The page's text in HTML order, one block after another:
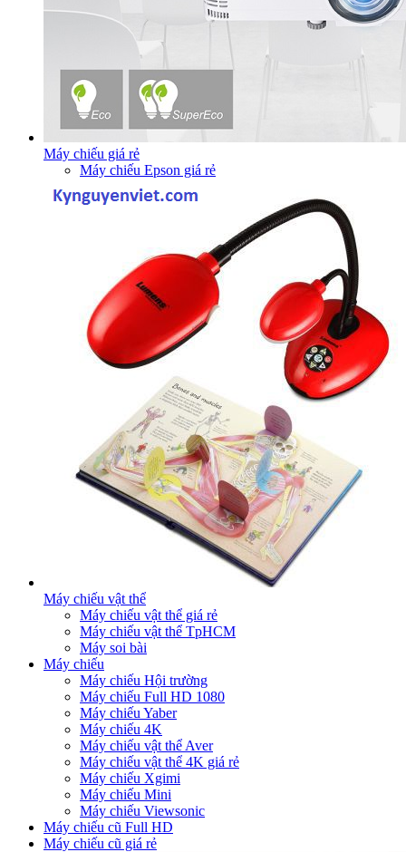
Máy chiếu giá rẻ
Máy chiếu Epson giá rẻ
Máy chiếu vật thể
Máy chiếu vật thể giá rẻ
Máy chiếu vật thể TpHCM
Máy soi bài
Máy chiếu
Máy chiếu Hội trường
Máy chiếu Full HD 1080
Máy chiếu Yaber
Máy chiếu 4K
Máy chiếu vật thể Aver
Máy chiếu vật thể 4K giá rẻ
Máy chiếu Xgimi
Máy chiếu Mini
Máy chiếu Viewsonic
Máy chiếu cũ Full HD
Máy chiếu cũ giá rẻ